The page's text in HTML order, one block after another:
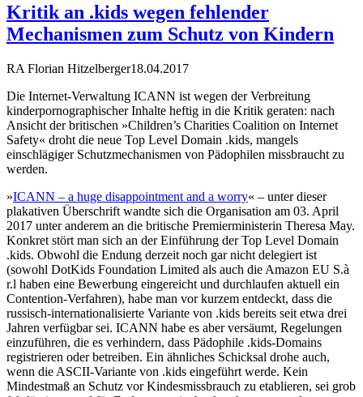
Kritik an .kids wegen fehlender
Mechanismen zum Schutz von Kindern
RA Florian Hitzelberger18.04.2017
Die Internet-Verwaltung ICANN ist wegen der Verbreitung
kinderpornographischer Inhalte heftig in die Kritik geraten: nach
Ansicht der britischen »Children’s Charities Coalition on Internet
Safety« droht die neue Top Level Domain .kids, mangels
einschlägiger Schutzmechanismen von Pädophilen missbraucht zu
werden.
»ICANN – a huge disappointment and a worry« – unter dieser
plakativen Überschrift wandte sich die Organisation am 03. April
2017 unter anderem an die britische Premierministerin Theresa May.
Konkret stört man sich an der Einführung der Top Level Domain
.kids. Obwohl die Endung derzeit noch gar nicht delegiert ist
(sowohl DotKids Foundation Limited als auch die Amazon EU S.à
r.l haben eine Bewerbung eingereicht und durchlaufen aktuell ein
Contention-Verfahren), habe man vor kurzem entdeckt, dass die
russisch-internationalisierte Variante von .kids bereits seit etwa drei
Jahren verfügbar sei. ICANN habe es aber versäumt, Regelungen
einzuführen, die es verhindern, dass Pädophile .kids-Domains
registrieren oder betreiben. Ein ähnliches Schicksal drohe auch,
wenn die ASCII-Variante von .kids eingeführt werde. Kein
Mindestmaß an Schutz vor Kindesmissbrauch zu etablieren, sei grob